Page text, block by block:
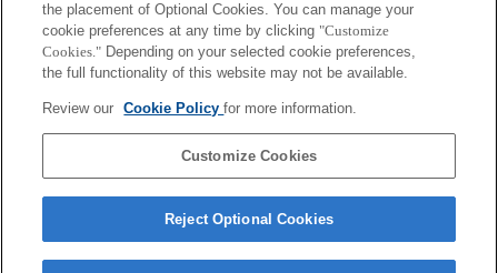
호환(제한 사항 있음)
LCL-140AM
LCS-FEA1
the placement of Optional Cookies. You can manage your
cookie preferences at any time by clicking "Customize
Cookies." Depending on your selected cookie preferences,
the full functionality of this website may not be available.
Review our Cookie Policyfor more information.
Customize Cookies
Reject Optional Cookies